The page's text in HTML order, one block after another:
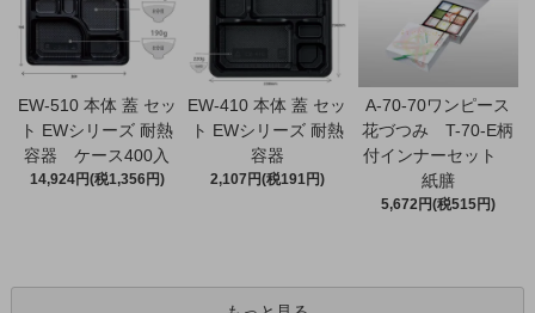
EW-510 本体 蓋 セッ
ト EWシリーズ 耐熱
容器 ケース400入
14,924円(税1,356円)
EW-410 本体 蓋 セッ
ト EWシリーズ 耐熱
容器
2,107円(税191円)
A-70-70ワンピース
花づつみ T-70-E柄
付インナーセット
紙膳
5,672円(税515円)